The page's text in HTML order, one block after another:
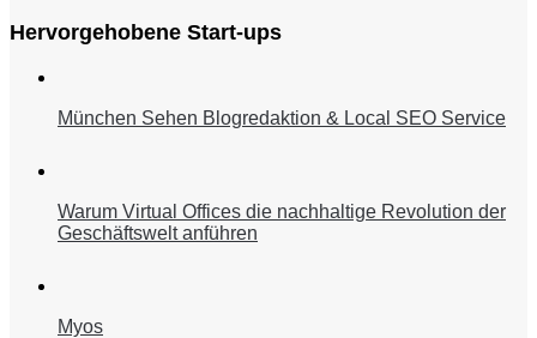
Hervorgehobene Start-ups
München Sehen Blogredaktion & Local SEO Service
Warum Virtual Offices die nachhaltige Revolution der
Geschäftswelt anführen
Myos